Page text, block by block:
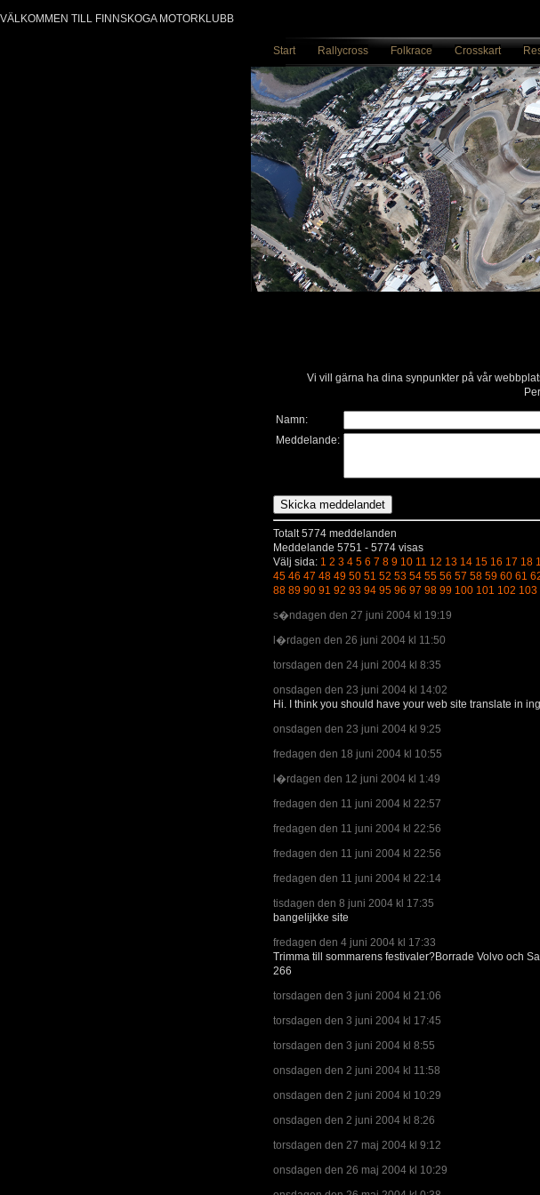
VÄLKOMMEN TILL FINNSKOGA MOTORKLUBB
Start Rallycross Folkrace Crosskart
Vi vill gärna ha dina synpunkter på vår
Namn:
Meddelande:
Totalt 5774 meddelanden
Meddelande 5751 - 5774 visas
Välj sida: 1 2 3 4 5 6 7 8 9 10 11 12 13 14 15 16 17 18
45 46 47 48 49 50 51 52 53 54 55 56 57 58 59 60 61
88 89 90 91 92 93 94 95 96 97 98 99 100 101 102 103
s�ndagen den 27 juni 2004 kl 19:19
l�rdagen den 26 juni 2004 kl 11:50
torsdagen den 24 juni 2004 kl 8:35
onsdagen den 23 juni 2004 kl 14:02
Hi. I think you should have your web site translate in
onsdagen den 23 juni 2004 kl 9:25
fredagen den 18 juni 2004 kl 10:55
l�rdagen den 12 juni 2004 kl 1:49
fredagen den 11 juni 2004 kl 22:57
fredagen den 11 juni 2004 kl 22:56
fredagen den 11 juni 2004 kl 22:56
fredagen den 11 juni 2004 kl 22:14
tisdagen den 8 juni 2004 kl 17:35
bangelijkke site
fredagen den 4 juni 2004 kl 17:33
Trimma till sommarens festivaler?Borrade Volvo och
266
torsdagen den 3 juni 2004 kl 21:06
torsdagen den 3 juni 2004 kl 17:45
torsdagen den 3 juni 2004 kl 8:55
onsdagen den 2 juni 2004 kl 11:58
onsdagen den 2 juni 2004 kl 10:29
onsdagen den 2 juni 2004 kl 8:26
torsdagen den 27 maj 2004 kl 9:12
onsdagen den 26 maj 2004 kl 10:29